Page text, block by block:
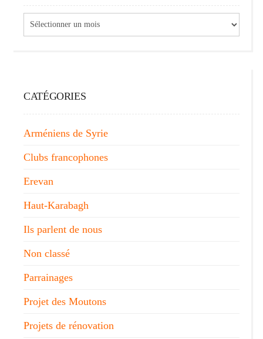
des
CATÉGORIES
Arméniens de Syrie
Clubs francophones
Erevan
Haut-Karabagh
Ils parlent de nous
Non classé
Parrainages
Projet des Moutons
Projets de rénovation